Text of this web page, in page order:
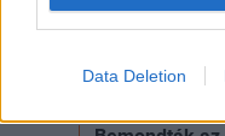
Data Deletion
Hangolódjunk
Sunday